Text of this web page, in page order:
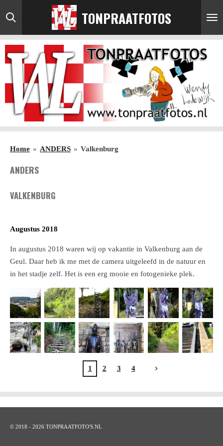
Ga
direct
naar
hoofdinhoud
TONPRAATFOTOS
Home » ANDERS » Valkenburg
ANDERS
VALKENBURG
Augustus 2018
In augustus 2018 waren wij op vakantie in Valkenburg aan de
Geul. Daar heb ik me met de camera uitgeleefd in de natuur en
in het stadje zelf. Het is een erg mooie en fotogenieke plek.
1 2 3 4
© 2018 - 2026 TONPRAATFOTO'S.NL